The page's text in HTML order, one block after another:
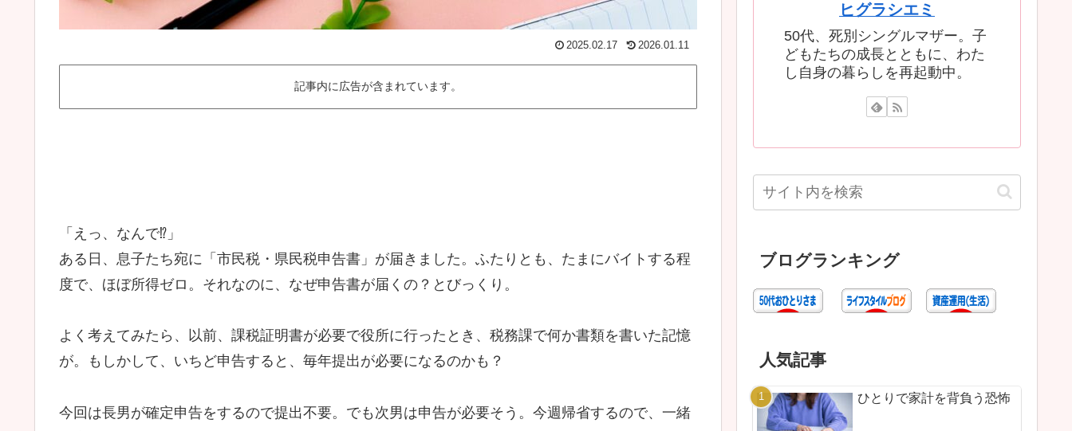
2025.02.17 2026.01.11
記事内に広告が含まれています。
「えっ、なんで⁉」
ある日、息子たち宛に「市民税・県民税申告書」が届きました。ふたりとも、たまにバイトする程
度で、ほぼ所得ゼロ。それなのに、なぜ申告書が届くの？とびっくり。
よく考えてみたら、以前、課税証明書が必要で役所に行ったとき、税務課で何か書類を書いた記憶
が。もしかして、いちど申告すると、毎年提出が必要になるのかも？
今回は長男が確定申告をするので提出不要。でも次男は申告が必要そう。今週帰省するので、一緒
ヒグラシエミ
50代、死別シングルマザー。子
どもたちの成長とともに、わた
し自身の暮らしを再起動中。
ブログランキング
人気記事
ひとりで家計を背負う恐怖